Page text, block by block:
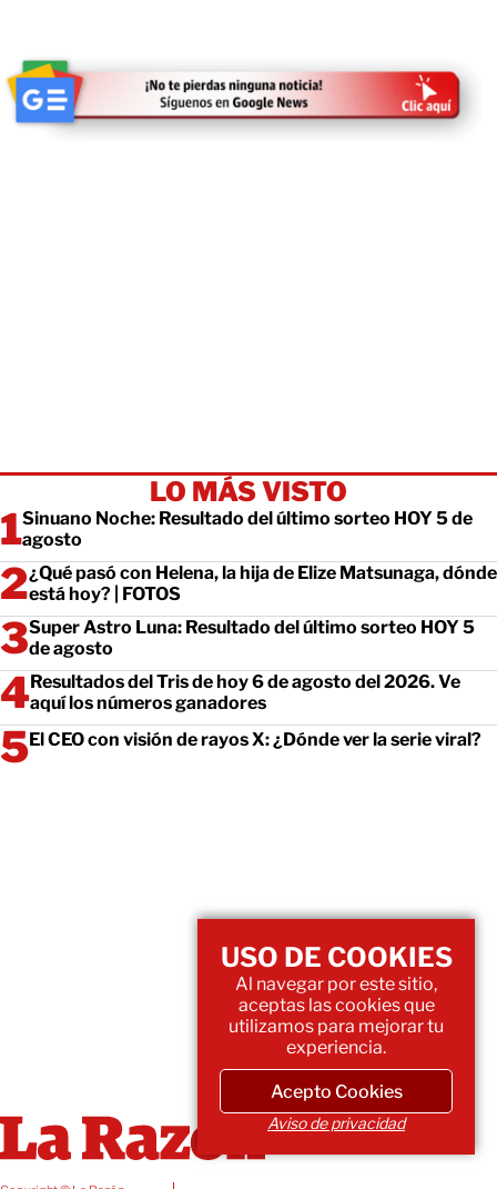
LO MÁS VISTO
Sinuano Noche: Resultado del último sorteo HOY 5 de
agosto
¿Qué pasó con Helena, la hija de Elize Matsunaga, dónde
está hoy? | FOTOS
Super Astro Luna: Resultado del último sorteo HOY 5
de agosto
Resultados del Tris de hoy 6 de agosto del 2026. Ve
aquí los números ganadores
El CEO con visión de rayos X: ¿Dónde ver la serie viral?
USO DE COOKIES
Al navegar por este sitio,
aceptas las cookies que
utilizamos para mejorar tu
experiencia.
Acepto Cookies
Aviso de privacidad